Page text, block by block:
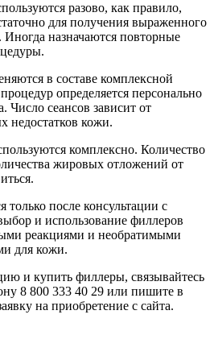
разово, как правило,
для получения выраженного
назначаются повторные
в составе комплексной
определяется персонально
Число сеансов зависит от
недостатков кожи.
комплексно. Количество
жировых отложений от
только после консультации с
и использование филлеров
реакциями и необратимыми
для кожи.
и купить филлеры, связывайтесь
8 800 333 40 29 или пишите в
на приобретение с сайта.